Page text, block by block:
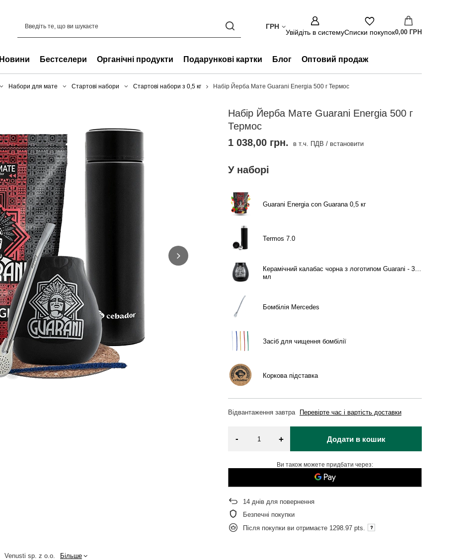
ГРН
Увійдіть в системуСписки покупок0,00 ГРН
Новини Бестселери Органічні продукти Подарункові картки Блог Оптовий продаж
Набори для мате Стартові набори Стартові набори з 0,5 кг Набір Йерба Мате Guarani Energia 500 г Термос
Набір Йерба Мате Guarani Energia 500 г
Термос
У наборі
Guarani Energia con Guarana 0,5 кг
Termos 7.0
Керамічний калабас чорна з логотипом Guarani - 350
мл
Бомбілія Mercedes
Засіб для чищення бомбілії
Коркова підставка
Відвантаженнязавтра Перевірте час і вартість доставки
1 038,00 грн. в т.ч. ПДВ / встановити
- + Додати в кошик
Ви також можете придбати через:
14 днів для повернення
Безпечні покупки
Після покупки ви отримаєте 1298.97 pts.
Venusti sp. z o.o. Більше